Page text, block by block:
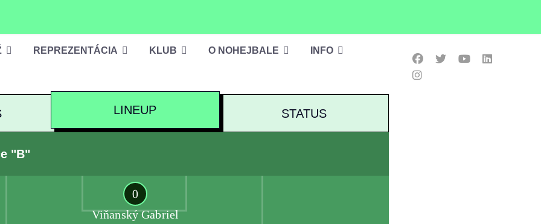
REPREZENTÁCIA KLUB O NOHEJBALE INFO
LINEUP STATUS
"B"
0
Viňanský Gabriel